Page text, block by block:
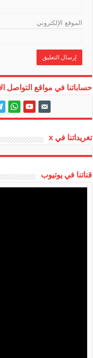
الموقع الإلكتروني
حساباتنا في مواقع التواصل
email-
alt
youtube
تغريداتنا في x
قناتنا في يوتيوب